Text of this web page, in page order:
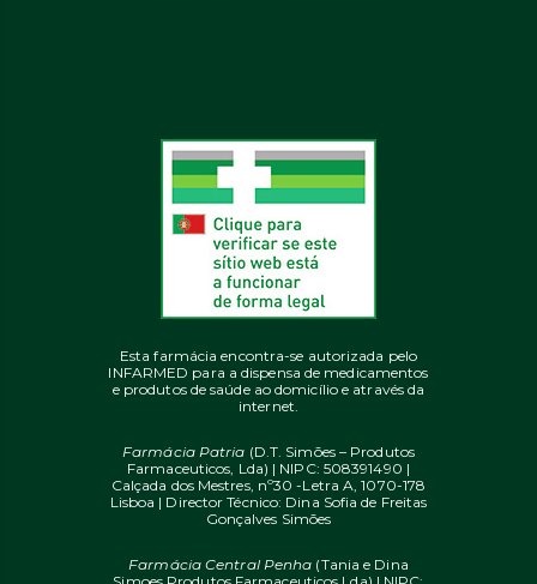
Esta farmácia encontra-se autorizada pelo
INFARMED para a dispensa de medicamentos
e produtos de saúde ao domicílio e através da
internet.
Farmácia Patria (D.T. Simões – Produtos
Farmaceuticos, Lda) | NIPC: 508391490 |
Calçada dos Mestres, nº30 -Letra A, 1070-178
Lisboa | Director Técnico: Dina Sofia de Freitas
Gonçalves Simões
Farmácia Central Penha (Tania e Dina